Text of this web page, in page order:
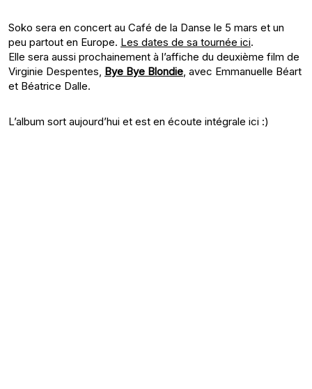
Soko sera en concert au Café de la Danse le 5 mars et un
peu partout en Europe. Les dates de sa tournée ici.
Elle sera aussi prochainement à l’affiche du deuxième film de
Virginie Despentes, Bye Bye Blondie, avec Emmanuelle Béart
et Béatrice Dalle.
L’album sort aujourd’hui et est en écoute intégrale ici :)